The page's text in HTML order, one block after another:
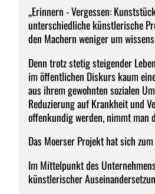
„Erinnern - Vergessen:
unterschiedliche künstlerische
den Machern weniger um
Denn trotz stetig steigender
im öffentlichen Diskurs kaum
aus ihrem gewohnten sozialen
Reduzierung auf Krankheit und
offenkundig werden, nimmt
Das Moerser Projekt hat sich
Im Mittelpunkt des
künstlerischer